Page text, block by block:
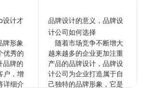
设计才
牌形象
优秀的
品牌的
户，增
详细介
品牌设计的意义，品牌设
计公司如何选择
随着市场竞争不断增大
越来越多的企业更加注重
产品的品牌设计，品牌设
计公司为企业打造属于自
己独特的品牌形象，它是